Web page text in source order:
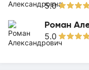
5.0
Роман
5.0